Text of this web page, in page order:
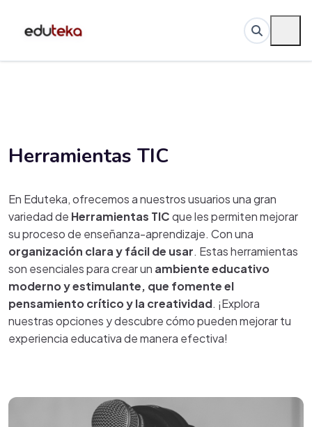
Herramientas TIC
En Eduteka, ofrecemos a nuestros usuarios una gran
variedad de Herramientas TICque les permiten mejorar
su proceso de enseñanza-aprendizaje. Con una
organización clara y fácil de usar. Estas herramientas
son esenciales para crear un ambiente educativo
moderno y estimulante, que fomente el
pensamiento crítico y la creatividad. ¡Explora
nuestras opciones y descubre cómo pueden mejorar tu
experiencia educativa de manera efectiva!